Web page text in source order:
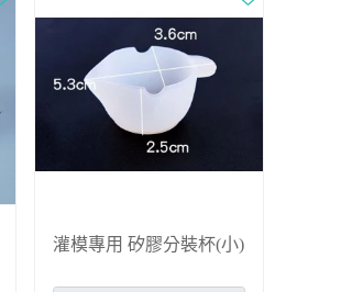
灌模專用 矽膠分裝杯(小)